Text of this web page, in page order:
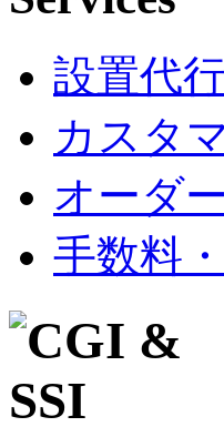
設置代
カスタ
オーダ
手数料